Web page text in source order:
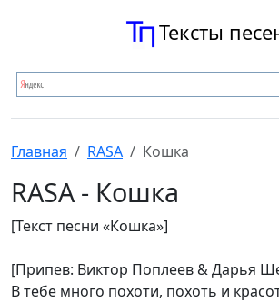
Тексты
Главная RASA Кошка
RASA - Кошка
[Текст песни «Кошка»]
[Припев: Виктор Поплеев & Дарья
В тебе много похоти, похоть и